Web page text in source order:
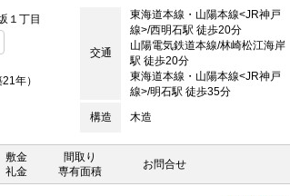
１丁目
交通
東海道本線・山陽本線<JR神戸
線>/西明石駅 徒歩20分
山陽電気鉄道本線/林崎松江海岸
駅 徒歩20分
東海道本線・山陽本線<JR神戸
線>/明石駅 徒歩35分
年）
構造 木造
敷金
礼金
間取り
専有面積
お問合せ